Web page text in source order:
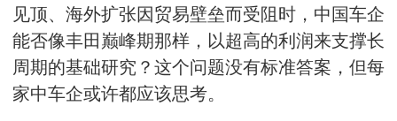
见顶、海外扩张因贸易壁垒而受阻时，中国车企
能否像丰田巅峰期那样，以超高的利润来支撑长
周期的基础研究？这个问题没有标准答案，但每
家中车企或许都应该思考。